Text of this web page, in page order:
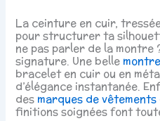
La ceinture en cuir,
pour structurer ta
ne pas parler de la montre
signature. Une belle
bracelet en cuir ou en
d’élégance instantanée.
des marques de
finitions soignées font